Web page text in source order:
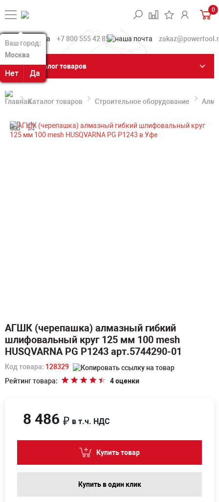
Ваш город:
Москва
Нет Да
Ваш город:
Москва
Нет Да
0
+7 800 555 42 85
Каталог товаров
Каталог товаров Строительное оборудование
АГШК (черепашка) алмазный гибкий
шлифовальный круг 125 мм 100 mesh
HUSQVARNA PG P1243 арт.5744290-01
Код товара: 128329
Рейтинг товара:
4 оценки
8 486 ₽ в т.ч. НДС
Купить товар
Купить в один клик